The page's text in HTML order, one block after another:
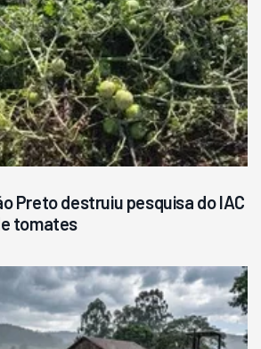
Preto destruiu pesquisa do IAC
tomates